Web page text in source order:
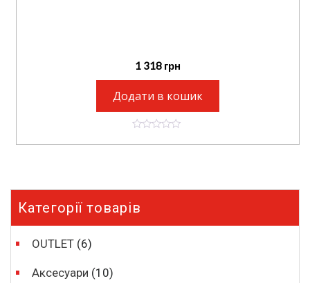
1 318 грн
Додати в кошик
o
5
Категорії товарів
OUTLET (6)
Аксесуари (10)